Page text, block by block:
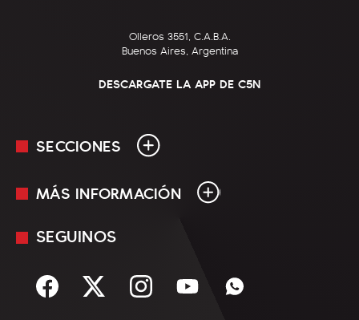
Olleros 3551, C.A.B.A.
Buenos Aires, Argentina
DESCARGATE LA APP DE C5N
SECCIONES
En Vivo
Sociedad
MÁS INFORMACIÓN
Mediakit
Términos y condiciones
SEGUINOS